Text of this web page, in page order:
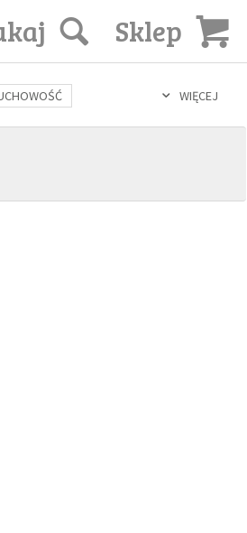
Sklep
WIĘCEJ
SEKS IN VITRO